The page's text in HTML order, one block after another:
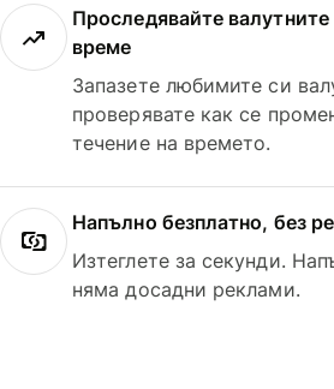
Проследявайте
време
Запазете любимите си
проверявате как се
течение на времето.
Напълно безплатно, без
Изтеглете за секунди.
няма досадни реклами.